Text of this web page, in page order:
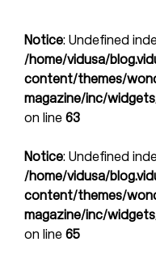
Notice: Undefined
/home/vidusa/
content/themes/
magazine/inc/
on line 63
Notice: Undefined
/home/vidusa/
content/themes/
magazine/inc/
on line 65